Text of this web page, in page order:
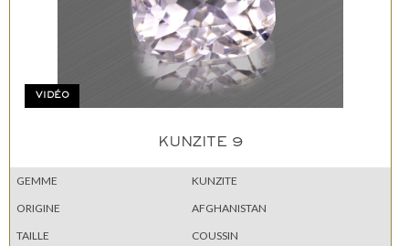
VIDÉO
KUNZITE 9
GEMME
KUNZITE
ORIGINE
AFGHANISTAN
TAILLE
COUSSIN